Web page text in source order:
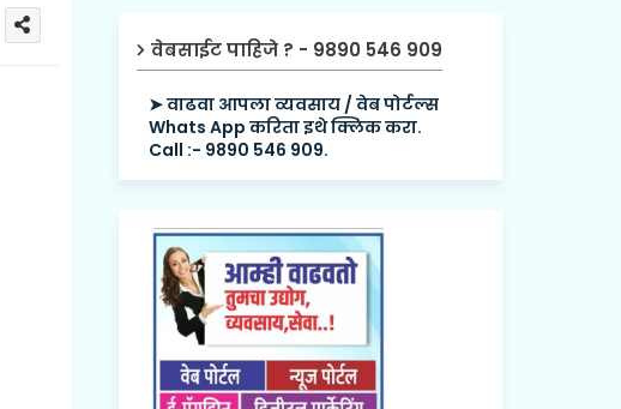
वेबसाईट पाहिजे ? - 9890 546 909
➤ वाढवा आपला व्यवसाय / वेब पोर्टल्स
Whats App करिता इथे क्लिक करा.
Call :- 9890 546 909.